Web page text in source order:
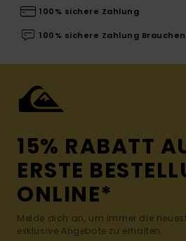
100% sichere Zahlung
100% sichere Zahlung
15% RABATT
ERSTE
ONLINE*
Melde dich an, um immer die
exklusive Angebote zu erhalten.